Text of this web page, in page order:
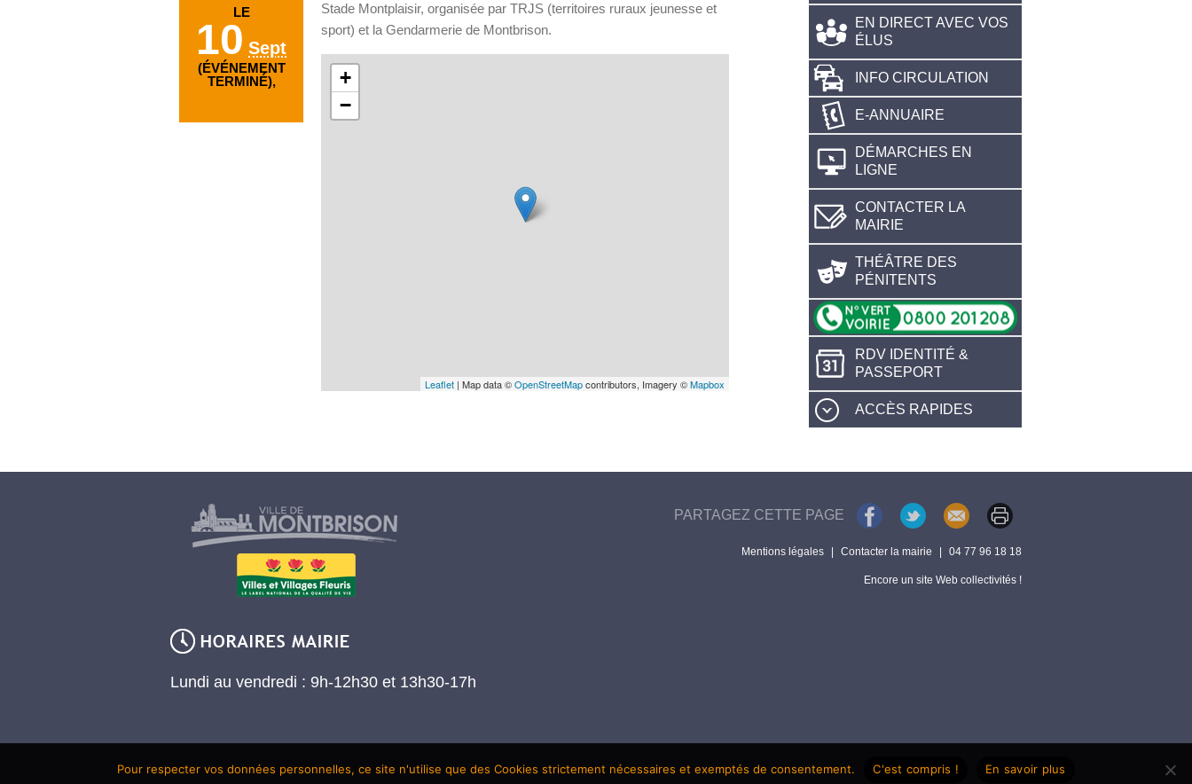
LE
10 Sept
(ÉVÉNEMENT
TERMINÉ),
Stade Montplaisir, organisée par TRJS (territoires ruraux jeunesse et
sport) et la Gendarmerie de Montbrison.
+
−
Leaflet | Map data ©OpenStreetMapcontributors, Imagery ©Mapbox
EN DIRECT AVEC VOS
ÉLUS
INFO CIRCULATION
E-ANNUAIRE
DÉMARCHES EN
LIGNE
CONTACTER LA
MAIRIE
THÉÂTRE DES
PÉNITENTS
RDV IDENTITÉ &
PASSEPORT
ACCÈS RAPIDES
Lundi au vendredi : 9h-12h30 et 13h30-17h
PARTAGEZ CETTE PAGE
Mentions légales Contacter la mairie 04 77 96 18 18
Encore un site Web collectivités !
Pour respecter vos données personnelles, ce site n'utilise que des Cookies strictement nécessaires et exemptés de consentement. C'est compris ! En savoir plus